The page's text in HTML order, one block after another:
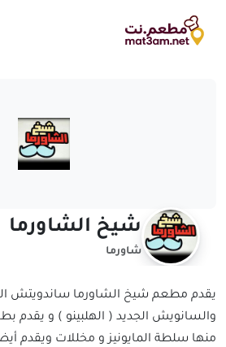
شيخ الشاورما
شاورما
يقدم مطعم شيخ الشاورما ساندويتش
والسانويش الجديد ( الهلبينو ) و يقدم
منها سلطة المايونيز و مخللات ويقدم